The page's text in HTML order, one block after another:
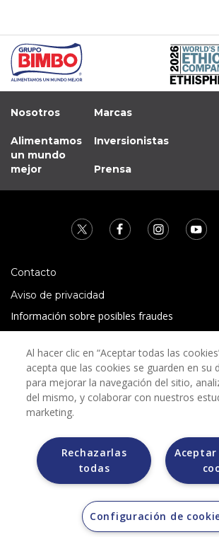
Nosotros
Alimentamos
un mundo
mejor
Marcas
Inversionistas
Prensa
Contacto
Aviso de privacidad
Información sobre posibles fraudes
Términos y condiciones
Grupo Bimbo no solicita ningún tipo de
proceso de selección.
otros sitios de internet. Sólo lo hace a
subastas MORTON.
Al hacer clic en “Aceptar todas las
acepta que las cookies se guarden en su
para mejorar la navegación del sitio,
del mismo, y colaborar con nuestros
marketing.
Rechazarlas
todas
Configuración de